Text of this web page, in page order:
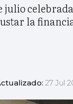
julio
la
27 Jul